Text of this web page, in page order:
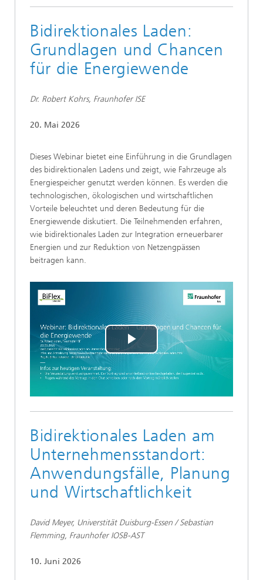
Bidirektionales Laden:
Grundlagen und Chancen
für die Energiewende
Dr. Robert Kohrs, Fraunhofer ISE
20. Mai 2026
Dieses Webinar bietet eine Einführung in die Grundlagen
des bidirektionalen Ladens und zeigt, wie Fahrzeuge als
Energiespeicher genutzt werden können. Es werden die
technologischen, ökologischen und wirtschaftlichen
Vorteile beleuchtet und deren Bedeutung für die
Energiewende diskutiert. Die Teilnehmenden erfahren,
wie bidirektionales Laden zur Integration erneuerbarer
Energien und zur Reduktion von Netzengpässen
beitragen kann.
Play
Video
Bidirektionales Laden am
Unternehmensstandort:
Anwendungsfälle, Planung
und Wirtschaftlichkeit
David Meyer, Universtität Duisburg-Essen / Sebastian
Flemming, Fraunhofer IOSB-AST
10. Juni 2026